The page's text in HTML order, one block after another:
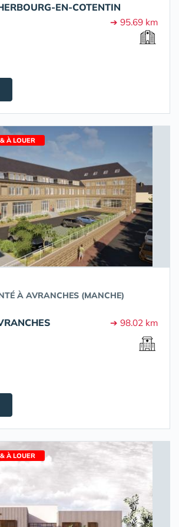
EN-COTENTIN
➔ 95.69 km
À LOUER
À AVRANCHES (MANCHE)
➔ 98.02 km
À LOUER